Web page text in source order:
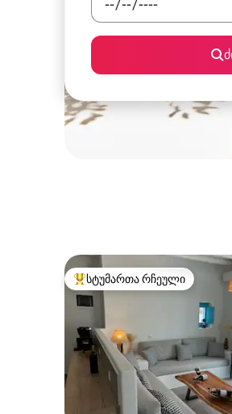
სტუმართა რჩეული მოწინავე
სტუმართა რჩეული